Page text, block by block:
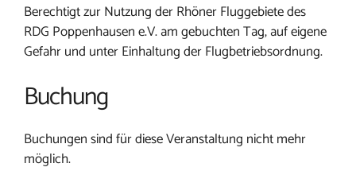
Berechtigt zur Nutzung der Rhöner Fluggebiete des
RDG Poppenhausen e.V. am gebuchten Tag, auf eigene
Gefahr und unter Einhaltung der Flugbetriebsordnung.
Buchung
Buchungen sind für diese Veranstaltung nicht mehr
möglich.